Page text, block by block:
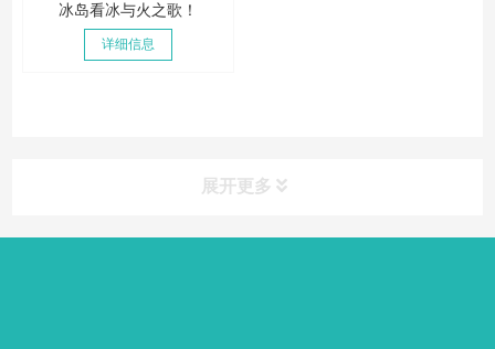
冰岛看冰与火之歌！
详细信息
展开更多